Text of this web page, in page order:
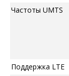
Частоты UMTS
Поддержка LTE